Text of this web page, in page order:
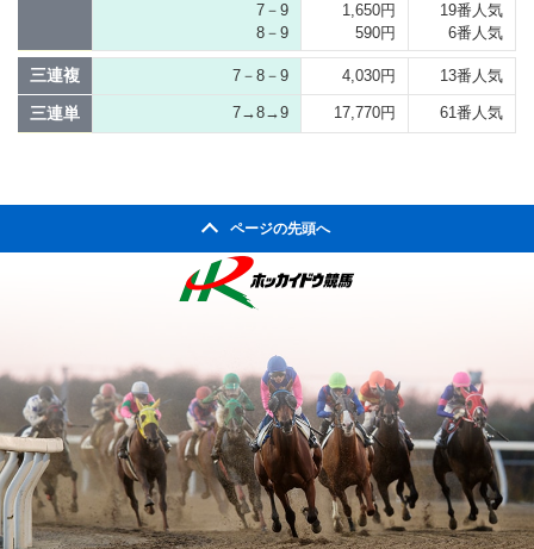
7－9
8－9
1,650円
590円
19番人気
6番人気
三連複 7－8－9 4,030円 13番人気
三連単 7→8→9 17,770円 61番人気
ページの先頭へ